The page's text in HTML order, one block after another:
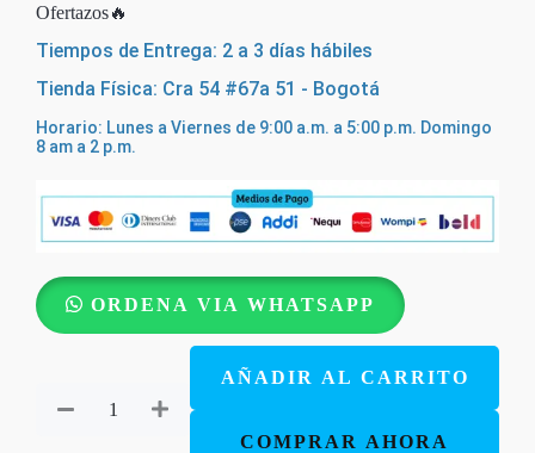
Ofertazos🔥
Tiempos de Entrega: 2 a 3 días hábiles
Tienda Física: Cra 54 #67a 51 - Bogotá
Horario: Lunes a Viernes de 9:00 a.m. a 5:00 p.m. Domingo
8 am a 2 p.m.
ORDENA VIA WHATSAPP
Camino,
AÑADIR AL CARRITO
COMPRAR AHORA